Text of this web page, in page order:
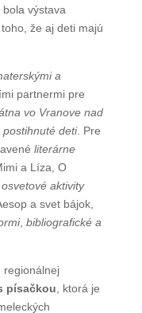
výstava
že aj deti majú
a
partnermi pre
vo Vranove nad
deti. Pre
literárne
a Líza, O
osvetové aktivity
a svet bájok,
, bibliografické a
regionálnej
písačkou, ktorá je